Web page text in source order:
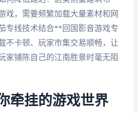
戏，需要频繁加载大量素材和网
专线技术结合**回国影音游戏专
不卡顿、玩家市集交易顺畅，让
家铺陈自己的江南胜景时毫无阻
牵挂的游戏世界